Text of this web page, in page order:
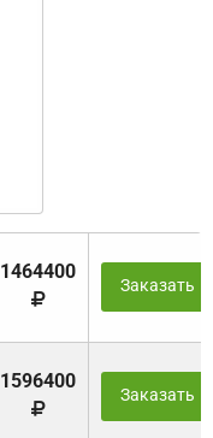
1464400
Заказать
1596400
Заказать